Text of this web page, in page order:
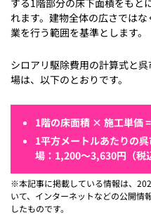
れます。建物全体の広さでは
業を行う範囲を基準とします。
シロアリ駆除費用の計算式と
場は、以下のとおりです。
1階の床面積 × 施工単価
1平方メートルあたりの
場： 1,200〜3,630円（税
※本記事に掲載している情報は、
いて、インターネットなどの公開情
したものです。